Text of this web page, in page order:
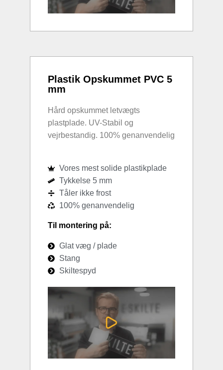
Plastik Opskummet PVC 5
mm
Hård opskummet letvægts
plastplade. UV-Stabil og
vejrbestandig. 100% genanvendelig
Vores mest solide plastikplade
Tykkelse 5 mm
Tåler ikke frost
100% genanvendelig
Til montering på:
Glat væg / plade
Stang
Skiltespyd